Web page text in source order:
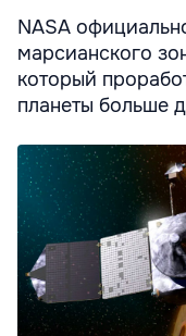
NASA
марсианского
который
планеты больше